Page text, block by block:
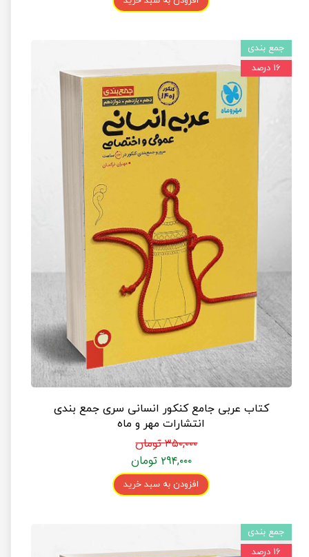
کتاب عربی جامع کنکور انسانی سری جمع بندی
انتشارات مهر و ماه
۳۵۰,۰۰۰ تومان
۲۹۴,۰۰۰ تومان
افزودن به سبد خرید
جمع بندی
۱۶ درصد
جمع بندی
۱۶ درصد